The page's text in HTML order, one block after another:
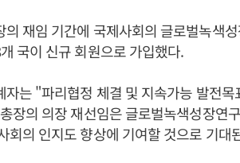
의 재임 기간에 국제사회의 글로벌녹색
국이 신규 회원으로 가입했다.
자는 "파리협정 체결 및 지속가능 발전
장의 의장 재선임은 글로벌녹색성장연
회의 인지도 향상에 기여할 것으로 기대